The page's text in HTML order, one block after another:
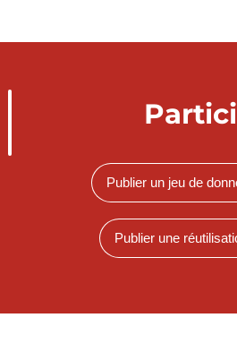
Publier un jeu de
Publier une